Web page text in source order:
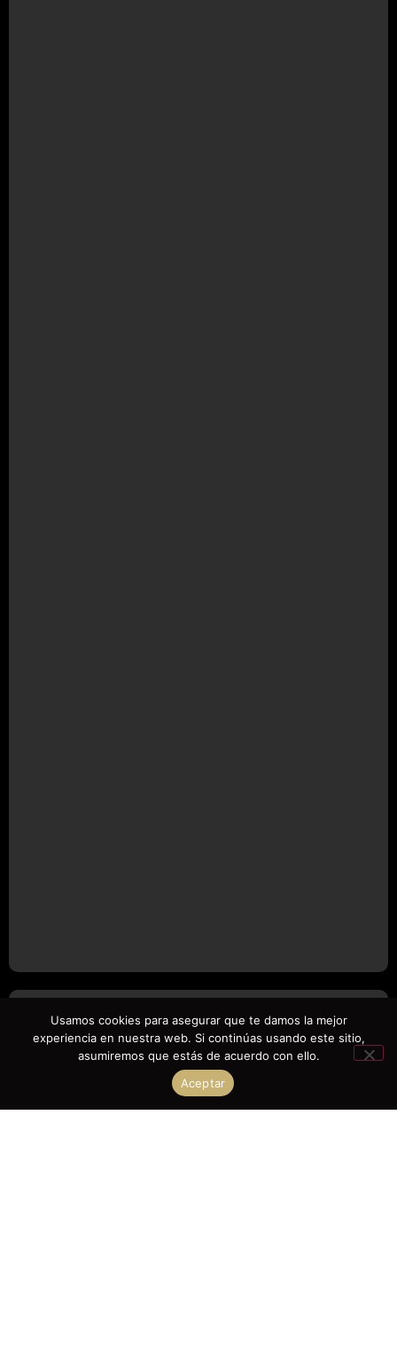
CRUZADO
Usamos cookies para asegurar que te damos la mejor
experiencia en nuestra web. Si continúas usando este sitio,
asumiremos que estás de acuerdo con ello.
Aceptar